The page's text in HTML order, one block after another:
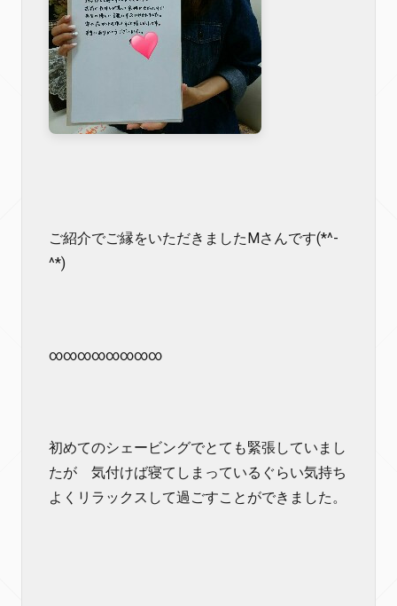
ご紹介でご縁をいただきましたMさんです(*^-
^*)
∞∞∞∞∞∞∞∞
初めてのシェービングでとても緊張していまし
たが 気付けば寝てしまっているぐらい気持ち
よくリラックスして過ごすことができました。